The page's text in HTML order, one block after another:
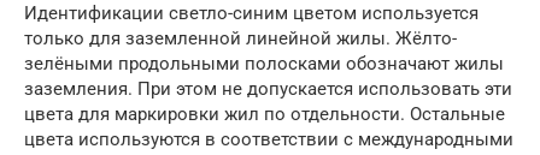
Идентификации светло-синим цветом используется
только для заземленной линейной жилы. Жёлто-
зелёными продольными полосками обозначают жилы
заземления. При этом не допускается использовать эти
цвета для маркировки жил по отдельности. Остальные
цвета используются в соответствии с международными